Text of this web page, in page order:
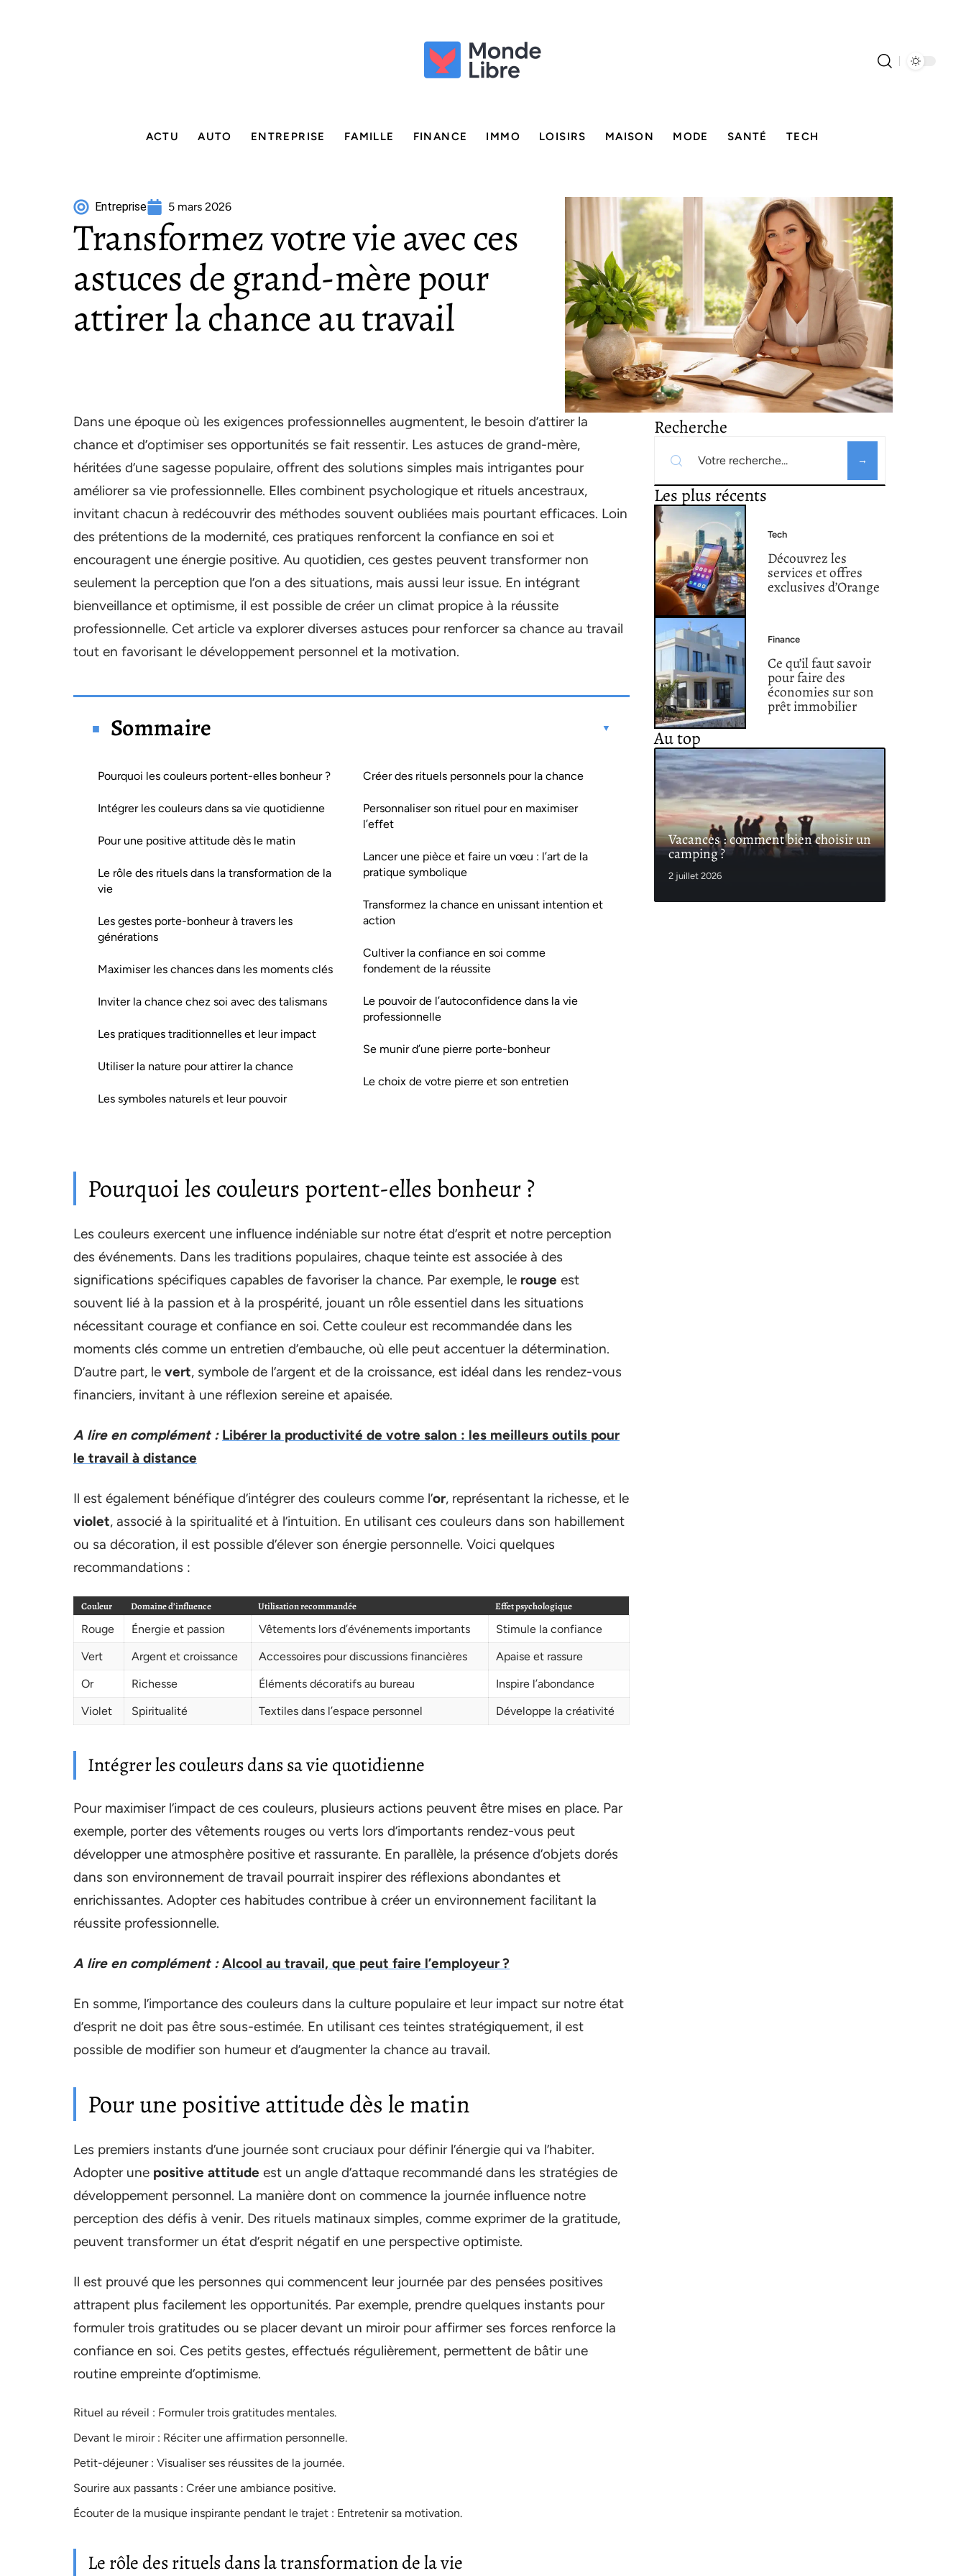
ACTU AUTO ENTREPRISE FAMILLE FINANCE IMMO LOISIRS MAISON MODE SANTÉ TECH
Entreprise 5 mars 2026
Transformez votre vie avec ces
astuces de grand-mère pour
attirer la chance au travail
Dans une époque où les exigences professionnelles augmentent, le besoin d’attirer la
chance et d’optimiser ses opportunités se fait ressentir. Les astuces de grand-mère,
héritées d’une sagesse populaire, offrent des solutions simples mais intrigantes pour
améliorer sa vie professionnelle. Elles combinent psychologique et rituels ancestraux,
invitant chacun à redécouvrir des méthodes souvent oubliées mais pourtant efficaces. Loin
des prétentions de la modernité, ces pratiques renforcent la confiance en soi et
encouragent une énergie positive. Au quotidien, ces gestes peuvent transformer non
seulement la perception que l’on a des situations, mais aussi leur issue. En intégrant
bienveillance et optimisme, il est possible de créer un climat propice à la réussite
professionnelle. Cet article va explorer diverses astuces pour renforcer sa chance au travail
tout en favorisant le développement personnel et la motivation.
Sommaire
Pourquoi les couleurs portent-elles bonheur ?
Intégrer les couleurs dans sa vie quotidienne
Pour une positive attitude dès le matin
Le rôle des rituels dans la transformation de la
vie
Les gestes porte-bonheur à travers les
générations
Maximiser les chances dans les moments clés
Inviter la chance chez soi avec des talismans
Les pratiques traditionnelles et leur impact
Utiliser la nature pour attirer la chance
Les symboles naturels et leur pouvoir
Créer des rituels personnels pour la chance
Personnaliser son rituel pour en maximiser
l’effet
Lancer une pièce et faire un vœu : l’art de la
pratique symbolique
Transformez la chance en unissant intention et
action
Cultiver la confiance en soi comme
fondement de la réussite
Le pouvoir de l’autoconfidence dans la vie
professionnelle
Se munir d’une pierre porte-bonheur
Le choix de votre pierre et son entretien
Pourquoi les couleurs portent-elles bonheur ?
Les couleurs exercent une influence indéniable sur notre état d’esprit et notre perception
des événements. Dans les traditions populaires, chaque teinte est associée à des
significations spécifiques capables de favoriser la chance. Par exemple, le rouge est
souvent lié à la passion et à la prospérité, jouant un rôle essentiel dans les situations
nécessitant courage et confiance en soi. Cette couleur est recommandée dans les
moments clés comme un entretien d’embauche, où elle peut accentuer la détermination.
D’autre part, le vert, symbole de l’argent et de la croissance, est idéal dans les rendez-vous
financiers, invitant à une réflexion sereine et apaisée.
A lire en complément : Libérer la productivité de votre salon : les meilleurs outils pour
le travail à distance
Il est également bénéfique d’intégrer des couleurs comme l’or, représentant la richesse, et le
violet, associé à la spiritualité et à l’intuition. En utilisant ces couleurs dans son habillement
ou sa décoration, il est possible d’élever son énergie personnelle. Voici quelques
recommandations :
Couleur Domaine d’influence Utilisation recommandée Effet psychologique
Rouge Énergie et passion Vêtements lors d’événements importants
Stimule la confiance
Vert
Argent et croissance Accessoires pour discussions financières
Apaise et rassure
Or
Richesse Éléments décoratifs au bureau
Inspire l’abondance
Violet
Spiritualité Textiles dans l’espace personnel Développe la créativité
Intégrer les couleurs dans sa vie quotidienne
Pour maximiser l’impact de ces couleurs, plusieurs actions peuvent être mises en place. Par
exemple, porter des vêtements rouges ou verts lors d’importants rendez-vous peut
développer une atmosphère positive et rassurante. En parallèle, la présence d’objets dorés
dans son environnement de travail pourrait inspirer des réflexions abondantes et
enrichissantes. Adopter ces habitudes contribue à créer un environnement facilitant la
réussite professionnelle.
A lire en complément : Alcool au travail, que peut faire l’employeur ?
En somme, l’importance des couleurs dans la culture populaire et leur impact sur notre état
d’esprit ne doit pas être sous-estimée. En utilisant ces teintes stratégiquement, il est
possible de modifier son humeur et d’augmenter la chance au travail.
Pour une positive attitude dès le matin
Les premiers instants d’une journée sont cruciaux pour définir l’énergie qui va l’habiter.
Adopter une positive attitude est un angle d’attaque recommandé dans les stratégies de
développement personnel. La manière dont on commence la journée influence notre
perception des défis à venir. Des rituels matinaux simples, comme exprimer de la gratitude,
peuvent transformer un état d’esprit négatif en une perspective optimiste.
Il est prouvé que les personnes qui commencent leur journée par des pensées positives
attrapent plus facilement les opportunités. Par exemple, prendre quelques instants pour
formuler trois gratitudes ou se placer devant un miroir pour affirmer ses forces renforce la
confiance en soi. Ces petits gestes, effectués régulièrement, permettent de bâtir une
routine empreinte d’optimisme.
Rituel au réveil : Formuler trois gratitudes mentales.
Devant le miroir : Réciter une affirmation personnelle.
Petit-déjeuner : Visualiser ses réussites de la journée.
Sourire aux passants : Créer une ambiance positive.
Écouter de la musique inspirante pendant le trajet : Entretenir sa motivation.
Le rôle des rituels dans la transformation de la vie
Recherche
Les plus récents
Tech
Découvrez les
services et offres
exclusives d’Orange
Finance
Ce qu’il faut savoir
pour faire des
économies sur son
prêt immobilier
Au top
Vacances : comment bien choisir un
camping ?
2 juillet 2026